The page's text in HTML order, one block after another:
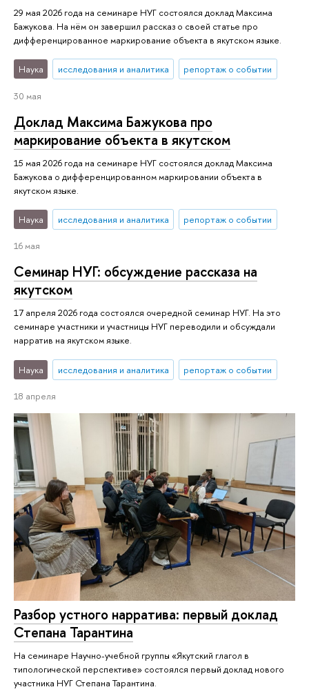
29 мая 2026 года на семинаре НУГ состоялся доклад Максима
Бажукова. На нём он завершил рассказ о своей статье про
дифференцированное маркирование объекта в якутском языке.
Наука исследования и аналитика репортаж о событии
30 мая
Доклад Максима Бажукова про
маркирование объекта в якутском
15 мая 2026 года на семинаре НУГ состоялся доклад Максима
Бажукова о дифференцированном маркировании объекта в
якутском языке.
Наука исследования и аналитика репортаж о событии
16 мая
Семинар НУГ: обсуждение рассказа на
якутском
17 апреля 2026 года состоялся очередной семинар НУГ. На это
семинаре участники и участницы НУГ переводили и обсуждали
нарратив на якутском языке.
Наука исследования и аналитика репортаж о событии
18 апреля
Разбор устного нарратива: первый доклад
Степана Тарантина
На семинаре Научно-учебной группы «Якутский глагол в
типологической перспективе» состоялся первый доклад нового
участника НУГ Степана Тарантина.